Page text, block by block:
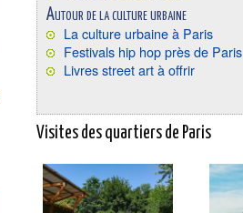
Autour de la culture urbaine
La culture urbaine à Paris
Festivals hip hop près de Paris
Livres street art à offrir
Visites des quartiers de Paris